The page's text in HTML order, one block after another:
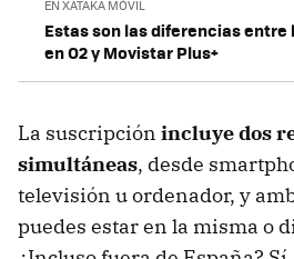
EN XATAKA MÓVIL
Estas son las diferencias
en O2 y Movistar Plus+
La suscripción incluye dos
simultáneas, desde
televisión u ordenador, y
puedes estar en la misma o